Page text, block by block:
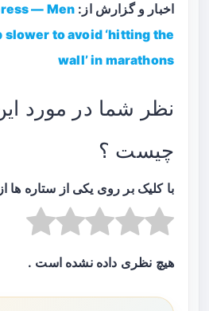
اخبار و گزارش از: — Men
slower to avoid ‘hitting the
wall’ in marathons
نظر شما در مورد
چیست ؟
با کلیک بر روی یکی از ستاره ها از ۱ تا ۵ امتیاز دهید :
هیچ نظری داده نشده است .